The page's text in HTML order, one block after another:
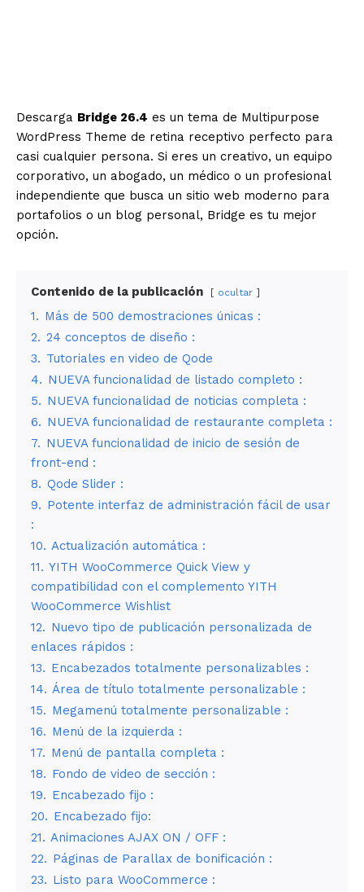
Descarga Bridge 26.4 es un tema de Multipurpose
WordPress Theme de retina receptivo perfecto para
casi cualquier persona. Si eres un creativo, un equipo
corporativo, un abogado, un médico o un profesional
independiente que busca un sitio web moderno para
portafolios o un blog personal, Bridge es tu mejor
opción.
Contenido de la publicación ocultar
1. Más de 500 demostraciones únicas :
2. 24 conceptos de diseño :
3. Tutoriales en video de Qode
4. NUEVA funcionalidad de listado completo :
5. NUEVA funcionalidad de noticias completa :
6. NUEVA funcionalidad de restaurante completa :
7. NUEVA funcionalidad de inicio de sesión de
front-end :
8. Qode Slider :
9. Potente interfaz de administración fácil de usar
:
10. Actualización automática :
11. YITH WooCommerce Quick View y
compatibilidad con el complemento YITH
WooCommerce Wishlist
12. Nuevo tipo de publicación personalizada de
enlaces rápidos :
13. Encabezados totalmente personalizables :
14. Área de título totalmente personalizable :
15. Megamenú totalmente personalizable :
16. Menú de la izquierda :
17. Menú de pantalla completa :
18. Fondo de video de sección :
19. Encabezado fijo :
20. Encabezado fijo:
21. Animaciones AJAX ON / OFF :
22. Páginas de Parallax de bonificación :
23. Listo para WooCommerce :